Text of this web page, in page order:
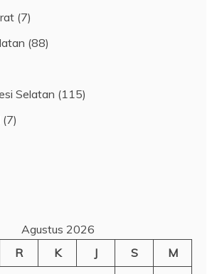
(7)
(88)
Selatan (115)
(7)
Agustus 2026
R K J S
M